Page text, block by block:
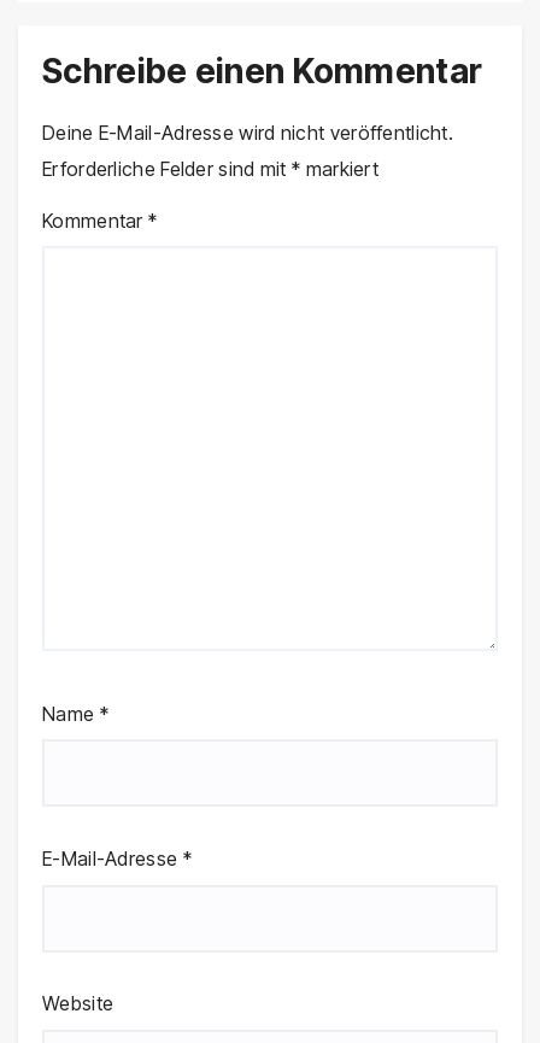
Schreibe einen Kommentar
Deine E-Mail-Adresse wird nicht veröffentlicht.
Erforderliche Felder sind mit* markiert
Kommentar*
Name *
E-Mail-Adresse *
Website